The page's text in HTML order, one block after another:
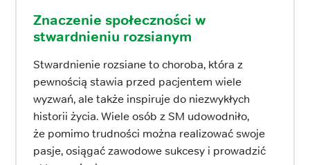
Znaczenie społeczności w
stwardnieniu rozsianym
Stwardnienie rozsiane to choroba, która z
pewnością stawia przed pacjentem wiele
wyzwań, ale także inspiruje do niezwykłych
historii życia. Wiele osób z SM udowodniło,
że pomimo trudności można realizować swoje
pasje, osiągać zawodowe sukcesy i prowadzić